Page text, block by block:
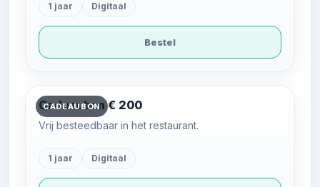
1 jaar Digitaal
Bestel
CADEAUBON
Cadeaubon € 200
Vrij besteedbaar in het restaurant.
1 jaar Digitaal